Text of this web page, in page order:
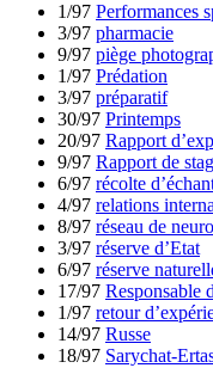
1/97 Performances
3/97 pharmacie
9/97 piège
1/97 Prédation
3/97 préparatif
30/97 Printemps
20/97 Rapport
9/97 Rapport de
6/97 récolte
4/97 relations
8/97 réseau de
3/97 réserve d’Etat
6/97 réserve
17/97 Responsable
1/97 retour
14/97 Russe
18/97 Sarychat-